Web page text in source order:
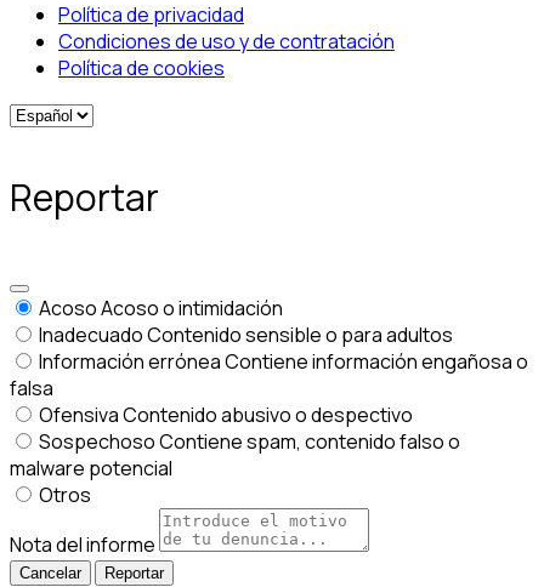
Política de privacidad
Condiciones de uso y de contratación
Política de cookies
Reportar
AcosoAcoso o intimidación
InadecuadoContenido sensible o para adultos
Información erróneaContiene información engañosa o
falsa
OfensivaContenido abusivo o despectivo
SospechosoContiene spam, contenido falso o
malware potencial
Otros
Nota del informe
Reportar